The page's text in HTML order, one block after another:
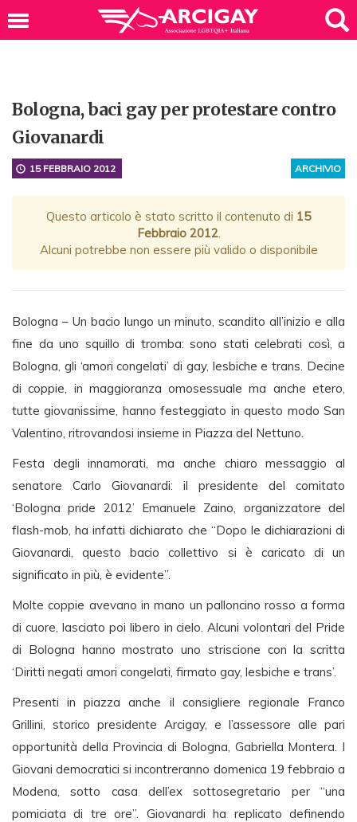
Bologna, baci gay per protestare contro
Giovanardi
ARCHIVIO
15 FEBBRAIO 2012
Questo articolo è stato scritto il contenuto di 15
Febbraio 2012.
Alcuni potrebbe non essere più valido o disponibile
Bologna – Un bacio lungo un minuto, scandito all’inizio e alla
fine da uno squillo di tromba: sono stati celebrati così, a
Bologna, gli ‘amori congelati’ di gay, lesbiche e trans. Decine
di coppie, in maggioranza omosessuale ma anche etero,
tutte giovanissime, hanno festeggiato in questo modo San
Valentino, ritrovandosi insieme in Piazza del Nettuno.
Festa degli innamorati, ma anche chiaro messaggio al
senatore Carlo Giovanardi: il presidente del comitato
‘Bologna pride 2012’ Emanuele Zaino, organizzatore del
flash-mob, ha infatti dichiarato che “Dopo le dichiarazioni di
Giovanardi, questo bacio collettivo si è caricato di un
significato in più, è evidente”.
Molte coppie avevano in mano un palloncino rosso a forma
di cuore, lasciato poi libero in cielo. Alcuni volontari del Pride
di Bologna hanno mostrato uno striscione con la scritta
‘Diritti negati amori congelati, firmato gay, lesbiche e trans’.
Presenti in piazza anche il consigliere regionale Franco
Grillini, storico presidente Arcigay, e l’assessore alle pari
opportunità della Provincia di Bologna, Gabriella Montera. I
Giovani democratici si incontreranno domenica 19 febbraio a
Modena, sotto casa dell’ex sottosegretario per “una
pomiciata di tre ore”. Giovanardi ha replicato definendo